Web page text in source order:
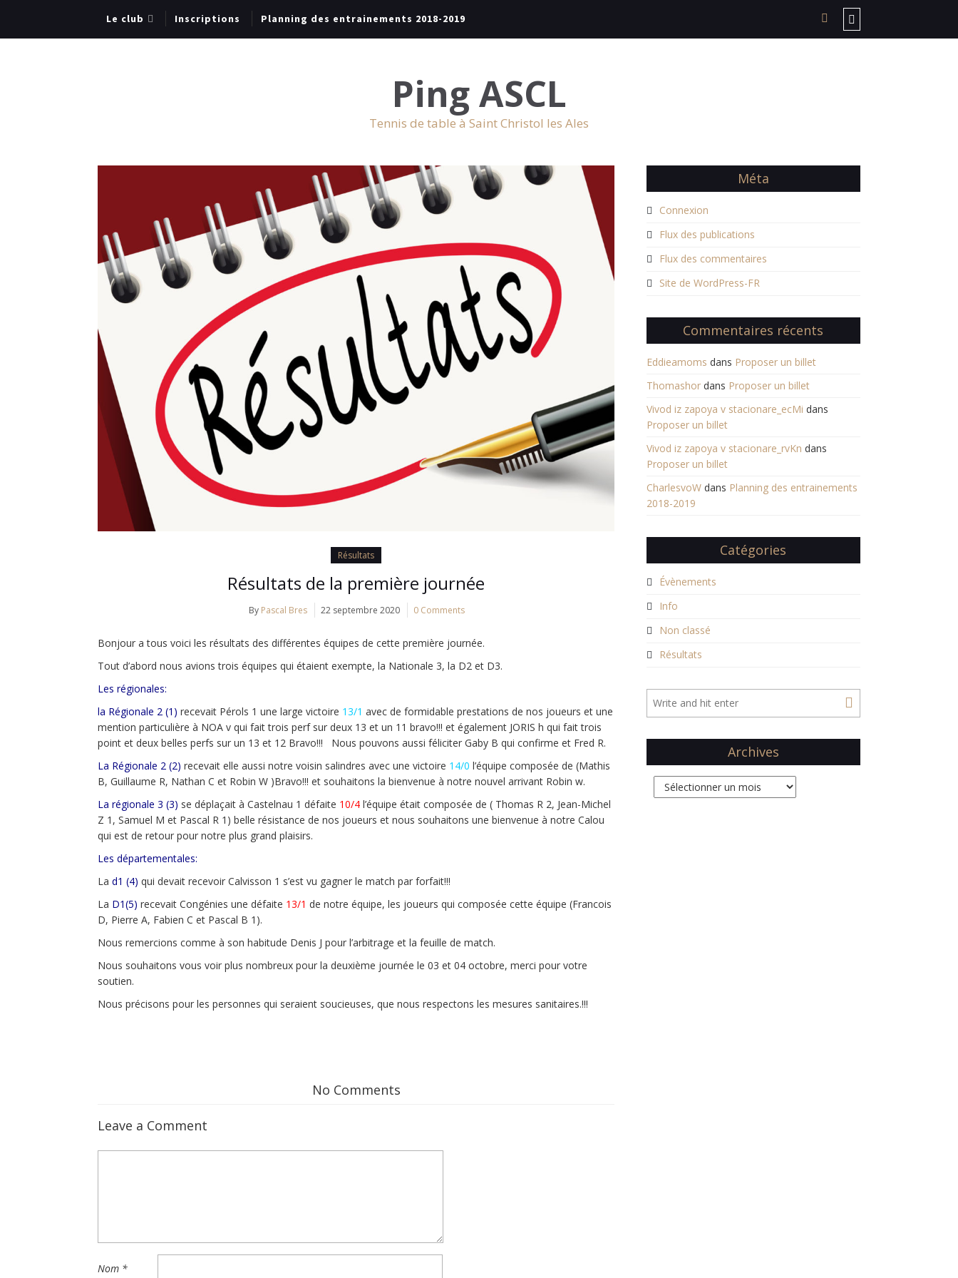
Le club Inscriptions Planning des entrainements 2018-2019
Ping ASCL
Tennis de table à Saint Christol les Ales
Résultats
Résultats de la première journée
By Pascal Bres 22 septembre 2020 0 Comments
Bonjour a tous voici les résultats des différentes équipes de cette première journée.
Tout d’abord nous avions trois équipes qui étaient exempte, la Nationale 3, la D2 et D3.
Les régionales:
la Régionale 2 (1) recevait Pérols 1 une large victoire 13/1 avec de formidable prestations de nos joueurs et une
mention particulière à NOA v qui fait trois perf sur deux 13 et un 11 bravo!!! et également JORIS h qui fait trois
point et deux belles perfs sur un 13 et 12 Bravo!!! Nous pouvons aussi féliciter Gaby B qui confirme et Fred R.
La Régionale 2 (2) recevait elle aussi notre voisin salindres avec une victoire 14/0 l’équipe composée de (Mathis
B, Guillaume R, Nathan C et Robin W )Bravo!!! et souhaitons la bienvenue à notre nouvel arrivant Robin w.
La régionale 3 (3) se déplaçait à Castelnau 1 défaite 10/4 l’équipe était composée de ( Thomas R 2, Jean-Michel
Z 1, Samuel M et Pascal R 1) belle résistance de nos joueurs et nous souhaitons une bienvenue à notre Calou
qui est de retour pour notre plus grand plaisirs.
Les départementales:
La d1 (4) qui devait recevoir Calvisson 1 s’est vu gagner le match par forfait!!!
La D1(5) recevait Congénies une défaite 13/1 de notre équipe, les joueurs qui composée cette équipe (Francois
D, Pierre A, Fabien C et Pascal B 1).
Nous remercions comme à son habitude Denis J pour l’arbitrage et la feuille de match.
Nous souhaitons vous voir plus nombreux pour la deuxième journée le 03 et 04 octobre, merci pour votre
soutien.
Nous précisons pour les personnes qui seraient soucieuses, que nous respectons les mesures sanitaires.!!!
No Comments
Leave a Comment
Nom *
Méta
Connexion
Flux des publications
Flux des commentaires
Site de WordPress-FR
Commentaires récents
Eddieamoms dans Proposer un billet
Thomashordans Proposer un billet
Vivod iz zapoya v stacionare_ecMi dans
Proposer un billet
Vivod iz zapoya v stacionare_rvKn dans
Proposer un billet
CharlesvoWdans Planning des entrainements
2018-2019
Catégories
Évènements
Info
Non classé
Résultats
Archives
Archives